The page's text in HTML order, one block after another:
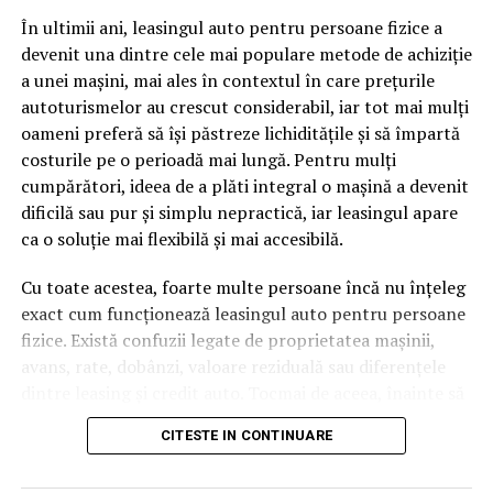
cuvinte tematice, scrise exact în limbajul în care se
caută.
Apoi vine partea de comportament. O pagină pe care
vizitatorii stau zece, cincisprezece minute ca să
urmărească replay-ul trimite un semnal greu de ignorat.
Google nu îți măsoară direct satisfacția, însă timpul
petrecut, scrollul și revenirile spun ceva despre cât de
util e materialul.
Și mai e ceva ce se uită ușor. Un webinar reușit atrage
linkuri aproape de la sine. Cineva îl menționează într-un
newsletter, altcineva îl citează într-un articol, un
partener îl trimite în comunitatea lui. Fiecare astfel de
tău, iar autoritatea e moneda forte în SEO.
În ultimii ani, leasingul auto pentru persoane fizice a
devenit una dintre cele mai populare metode de achiziție
a unei mașini, mai ales în contextul în care prețurile
autoturismelor au crescut considerabil, iar tot mai mulți
oameni preferă să își păstreze lichiditățile și să împartă
costurile pe o perioadă mai lungă. Pentru mulți
cumpărători, ideea de a plăti integral o mașină a devenit
dificilă sau pur și simplu nepractică, iar leasingul apare
ca o soluție mai flexibilă și mai accesibilă.
Cu toate acestea, foarte multe persoane încă nu înțeleg
exact cum funcționează leasingul auto pentru persoane
fizice. Există confuzii legate de proprietatea mașinii,
avans, rate, dobânzi, valoare reziduală sau diferențele
semnezi orice contract, este important să înțelegi clar
mecanismul acestui tip de finanțare și să știi la ce să fii
CITESTE IN CONTINUARE